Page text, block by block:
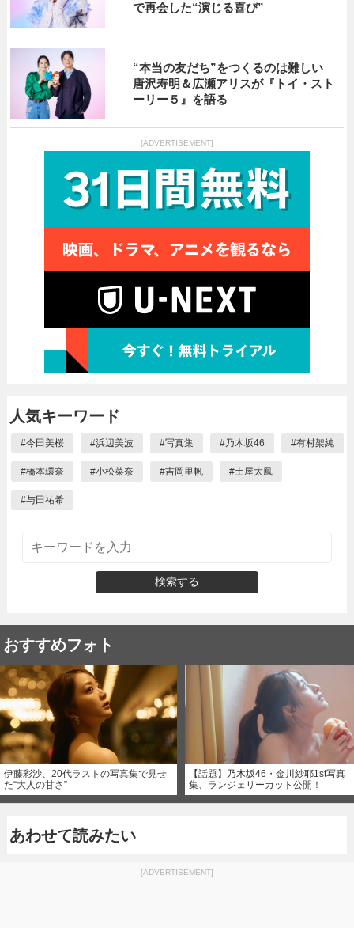
で再会した“演じる喜び”
“本当の友だち”をつくるのは難しい
唐沢寿明＆広瀬アリスが『トイ・スト
ーリー５』を語る
[ADVERTISEMENT]
人気キーワード
#今田美桜 #浜辺美波 #写真集 #乃木坂46 #有村架純
#橋本環奈 #小松菜奈 #吉岡里帆 #土屋太鳳
#与田祐希
検索する
おすすめフォト
伊藤彩沙、20代ラストの写真集で見せ
た“大人の甘さ”
【話題】乃木坂46・金川紗耶1st写真
集、ランジェリーカット公開！
あわせて読みたい
[ADVERTISEMENT]